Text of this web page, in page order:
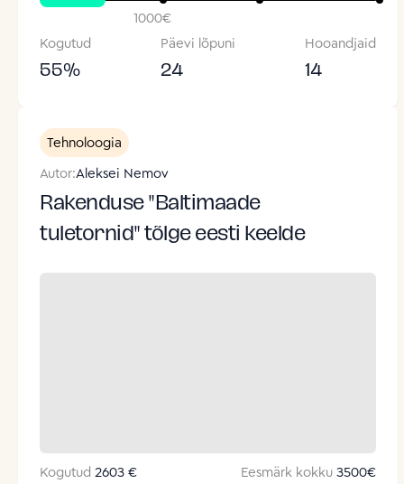
1000€
Kogutud
55%
Päevi lõpuni
24
Hooandjaid
14
Tehnoloogia
Autor:Aleksei Nemov
Rakenduse "Baltimaade
tuletornid" tõlge eesti keelde
Kogutud 2603 € Eesmärk kokku 3500€